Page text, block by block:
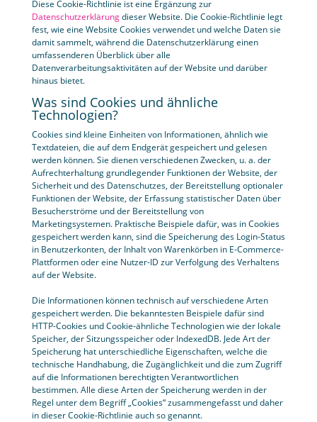
Diese Cookie-Richtlinie ist eine Ergänzung zur
Datenschutzerklärungdieser Website. Die Cookie-Richtlinie legt
fest, wie eine Website Cookies verwendet und welche Daten sie
damit sammelt, während die Datenschutzerklärung einen
umfassenderen Überblick über alle
Datenverarbeitungsaktivitäten auf der Website und darüber
hinaus bietet.
Was sind Cookies und ähnliche
Technologien?
Cookies sind kleine Einheiten von Informationen, ähnlich wie
Textdateien, die auf dem Endgerät gespeichert und gelesen
werden können. Sie dienen verschiedenen Zwecken, u. a. der
Aufrechterhaltung grundlegender Funktionen der Website, der
Sicherheit und des Datenschutzes, der Bereitstellung optionaler
Funktionen der Website, der Erfassung statistischer Daten über
Besucherströme und der Bereitstellung von
Marketingsystemen. Praktische Beispiele dafür, was in Cookies
gespeichert werden kann, sind die Speicherung des Login-Status
in Benutzerkonten, der Inhalt von Warenkörben in E-Commerce-
Plattformen oder eine Nutzer-ID zur Verfolgung des Verhaltens
auf der Website.
Die Informationen können technisch auf verschiedene Arten
gespeichert werden. Die bekanntesten Beispiele dafür sind
HTTP-Cookies und Cookie-ähnliche Technologien wie der lokale
Speicher, der Sitzungsspeicher oder IndexedDB. Jede Art der
Speicherung hat unterschiedliche Eigenschaften, welche die
technische Handhabung, die Zugänglichkeit und die zum Zugriff
auf die Informationen berechtigten Verantwortlichen
bestimmen. Alle diese Arten der Speicherung werden in der
Regel unter dem Begriff „Cookies“ zusammengefasst und daher
in dieser Cookie-Richtlinie auch so genannt.